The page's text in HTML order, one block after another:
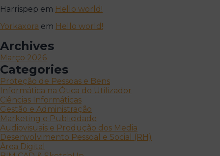
Harrispep em Hello world!
Yorkaxora em Hello world!
Archives
Março 2026
Categories
Proteção de Pessoas e Bens
Informática na Ótica do Utilizador
Ciências Informáticas
Gestão e Administração
Marketing e Publicidade
Audiovisuais e Produção dos Media
Desenvolvimento Pessoal e Social (RH)
Área Digital